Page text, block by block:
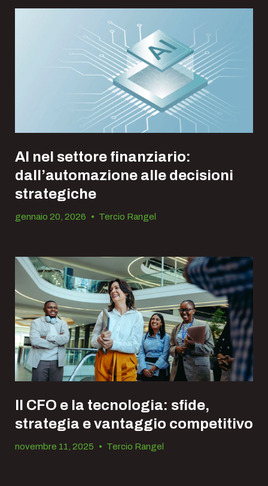
AI nel settore finanziario:
dall’automazione alle decisioni
strategiche
gennaio 20, 2026 • Tercio Rangel
Il CFO e la tecnologia: sfide,
strategia e vantaggio competitivo
novembre 11, 2025 • Tercio Rangel